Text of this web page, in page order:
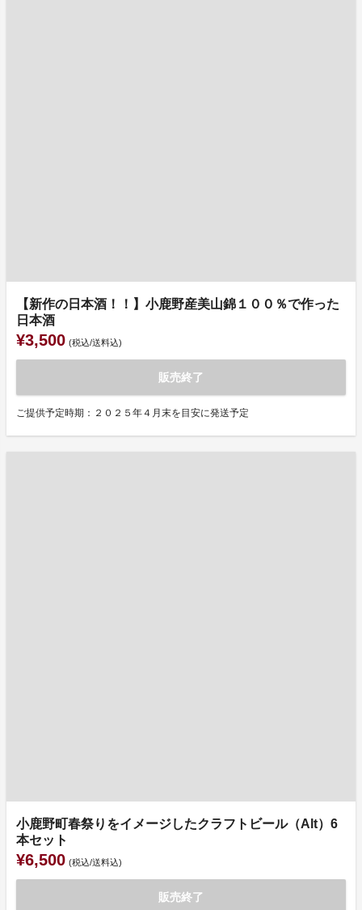
【新作の日本酒！！】小鹿野産美山錦１００％で作った
日本酒
¥3,500 (税込/送料込)
販売終了
ご提供予定時期：２０２５年４月末を目安に発送予定
小鹿野町春祭りをイメージしたクラフトビール（Alt）6
本セット
¥6,500 (税込/送料込)
販売終了